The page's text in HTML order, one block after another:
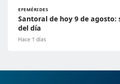
EFEMÉRIDES
Santoral de hoy 9 de agosto:
del día
Hace 1 días